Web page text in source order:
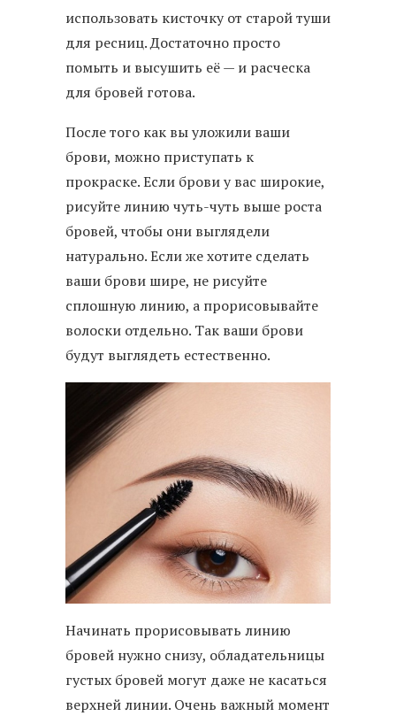
использовать кисточку от старой туши
для ресниц. Достаточно просто
помыть и высушить её — и расческа
для бровей готова.
После того как вы уложили ваши
брови, можно приступать к
прокраске. Если брови у вас широкие,
рисуйте линию чуть-чуть выше роста
бровей, чтобы они выглядели
натурально. Если же хотите сделать
ваши брови шире, не рисуйте
сплошную линию, а прорисовывайте
волоски отдельно. Так ваши брови
будут выглядеть естественно.
Начинать прорисовывать линию
бровей нужно снизу, обладательницы
густых бровей могут даже не касаться
верхней линии. Очень важный момент